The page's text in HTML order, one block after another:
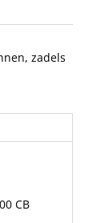
, zadels
CB